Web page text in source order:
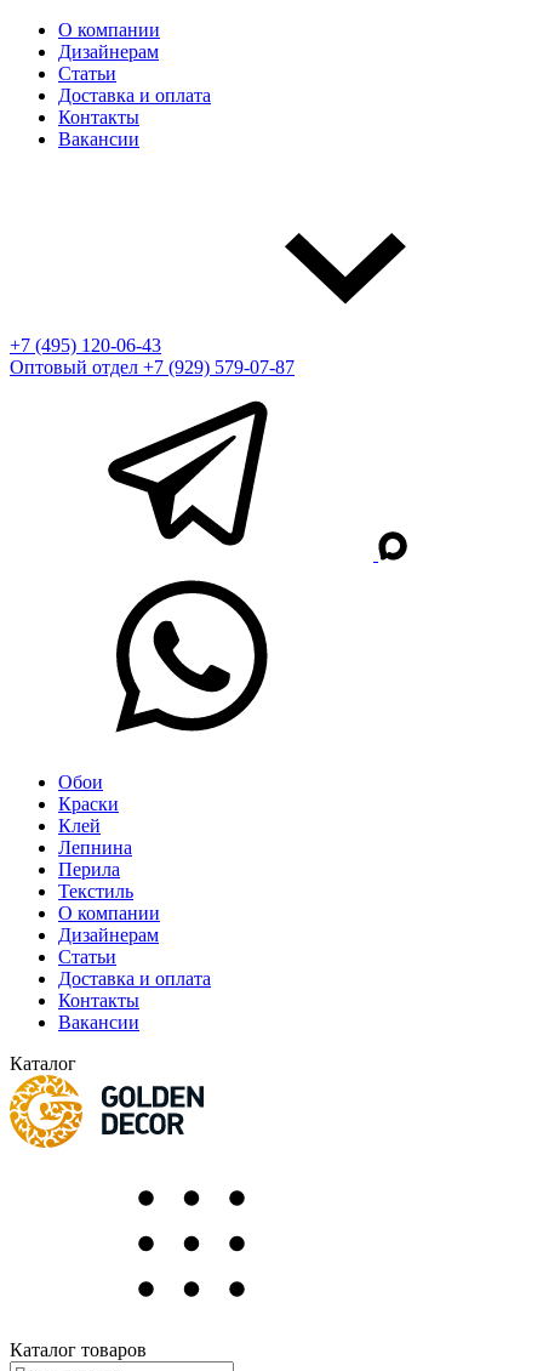
О компании
Дизайнерам
Статьи
Доставка и оплата
Контакты
Вакансии
+7 (495) 120-06-43
Оптовый отдел +7 (929) 579-07-87
Обои
Краски
Клей
Лепнина
Перила
Текстиль
О компании
Дизайнерам
Статьи
Доставка и оплата
Контакты
Вакансии
Каталог
Каталог товаров